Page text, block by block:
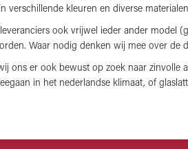
kleuren en diverse
ook vrijwel ieder ander model
Waar nodig denken wij mee over de
ons er ook bewust op zoek naar zinvolle
in het nederlandse klimaat, of